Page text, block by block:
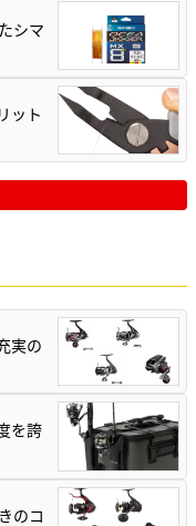
シマ
ット
実の
を誇
のコ